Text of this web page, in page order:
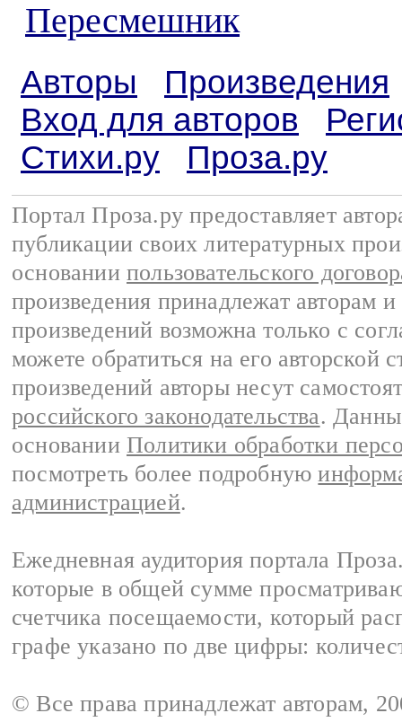
Пересмешник
Авторы
Произведения
Вход для авторов
Стихи.ру
Проза.ру
Портал Проза.ру предоставляет
публикации своих литературных
основании пользовательского
произведения принадлежат авторам
произведений возможна только с
можете обратиться на его авторской
произведений авторы несут
российского законодательства.
основании Политики обработки
посмотреть более подробную
администрацией.
Ежедневная аудитория портала
которые в общей сумме
счетчика посещаемости, который
графе указано по две цифры:
© Все права принадлежат авторам,